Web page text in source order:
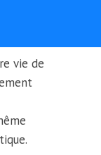
vie de